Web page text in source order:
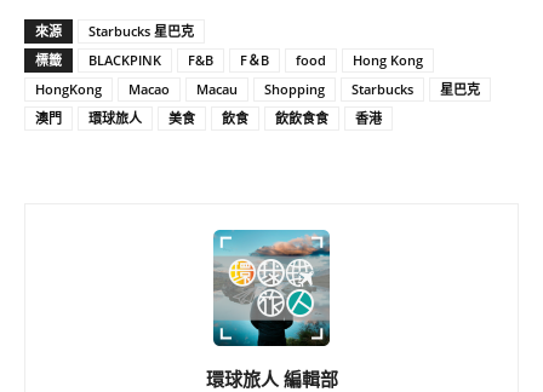
來源
Starbucks 星巴克
標籤
BLACKPINK F&B F＆B food
Hong Kong
HongKong
Macao Macau Shopping Starbucks
星巴克
澳門
環球旅人 美食 飲食 飲飲食食 香港
環球旅人 編輯部